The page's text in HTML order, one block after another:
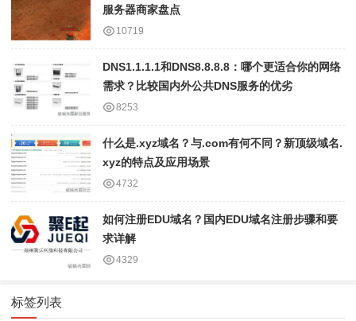
服务器商家盘点
10719
DNS1.1.1.1和DNS8.8.8.8：哪个更适合你的网络
需求？比较国内外公共DNS服务的优劣
8253
什么是.xyz域名？与.com有何不同？新顶级域名.
xyz的特点及应用场景
4732
如何注册EDU域名？国内EDU域名注册步骤和要
求详解
4329
标签列表